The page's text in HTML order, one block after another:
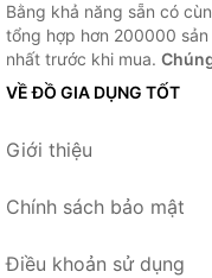
Bằng khả năng sẵn có
tổng hợp hơn 200000
nhất trước khi mua.
VỀ ĐỒ GIA DỤNG TỐT
Giới thiệu
Chính sách bảo mật
Điều khoản sử dụng